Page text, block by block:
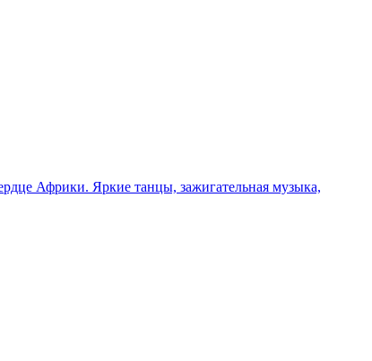
Африки. Яркие танцы, зажигательная музыка,